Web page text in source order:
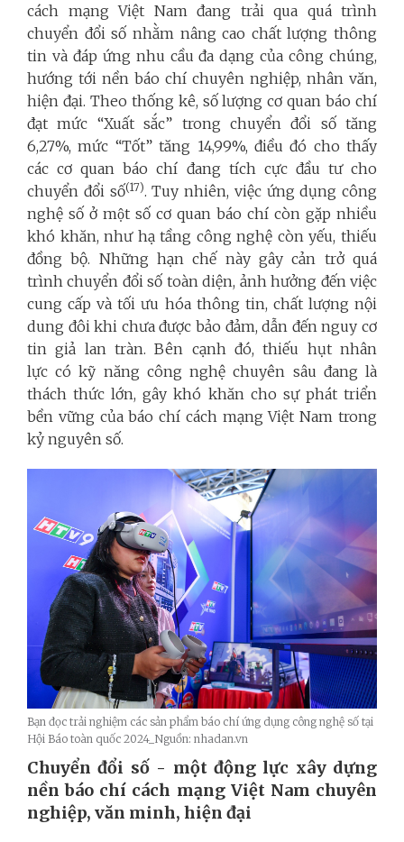
cách mạng Việt Nam đang trải qua quá trình
chuyển đổi số nhằm nâng cao chất lượng thông
tin và đáp ứng nhu cầu đa dạng của công chúng,
hướng tới nền báo chí chuyên nghiệp, nhân văn,
hiện đại. Theo thống kê, số lượng cơ quan báo chí
đạt mức “Xuất sắc” trong chuyển đổi số tăng
6,27%, mức “Tốt” tăng 14,99%, điều đó cho thấy
các cơ quan báo chí đang tích cực đầu tư cho
chuyển đổi số(17). Tuy nhiên, việc ứng dụng công
nghệ số ở một số cơ quan báo chí còn gặp nhiều
khó khăn, như hạ tầng công nghệ còn yếu, thiếu
đồng bộ. Những hạn chế này gây cản trở quá
trình chuyển đổi số toàn diện, ảnh hưởng đến việc
cung cấp và tối ưu hóa thông tin, chất lượng nội
dung đôi khi chưa được bảo đảm, dẫn đến nguy cơ
tin giả lan tràn. Bên cạnh đó, thiếu hụt nhân
lực có kỹ năng công nghệ chuyên sâu đang là
thách thức lớn, gây khó khăn cho sự phát triển
bền vững của báo chí cách mạng Việt Nam trong
kỷ nguyên số.
Bạn đọc trải nghiệm các sản phẩm báo chí ứng dụng công nghệ số tại
Hội Báo toàn quốc 2024_Nguồn: nhadan.vn
Chuyển đổi số - một động lực xây dựng
nền báo chí cách mạng Việt Nam chuyên
nghiệp, văn minh, hiện đại